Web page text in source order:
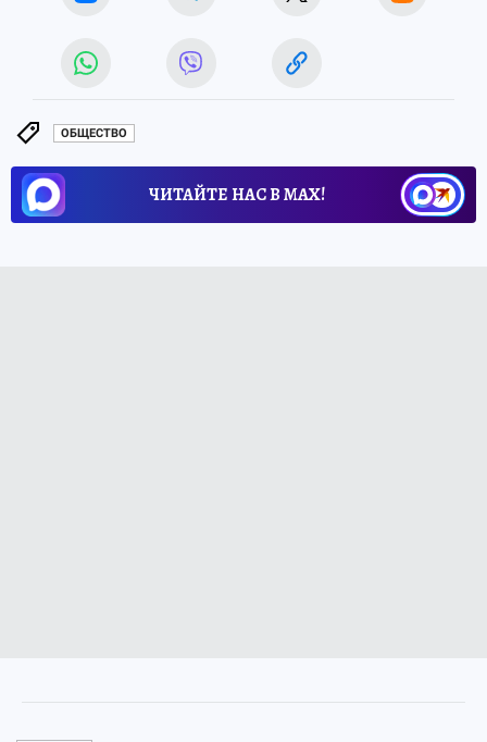
ОБЩЕСТВО
ЧИТАЙТЕ НАС В МАХ!